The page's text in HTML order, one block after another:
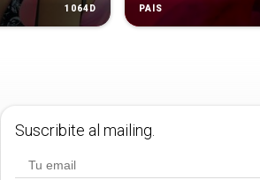
1064D PAÍS
Suscribite al mailing.